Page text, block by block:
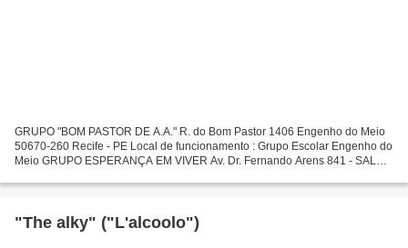
GRUPO "BOM PASTOR DE A.A." R. do Bom Pastor 1406 Engenho do Meio
50670-260 Recife - PE Local de funcionamento : Grupo Escolar Engenho do
Meio GRUPO ESPERANÇA EM VIVER Av. Dr. Fernando Arens 841 - SALA
"The alky" ("L'alcoolo")